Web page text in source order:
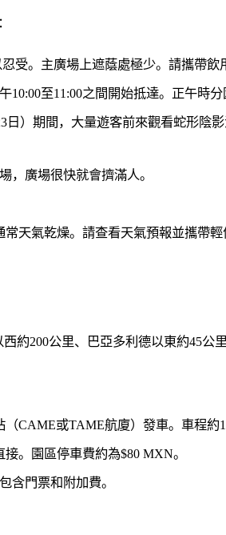
受。主廣場上遮蔭處極少。請攜帶飲
至11:00之間開始抵達。正午時分
日）期間，大量遊客前來觀看蛇形陰
，廣場很快就會擠滿人。
天氣乾燥。請查看天氣預報並攜帶輕
約200公里、巴亞多利德以東約45公
CAME或TAME航廈）發車。車程約1
。園區停車費約為$80 MXN。
含門票和附加費。